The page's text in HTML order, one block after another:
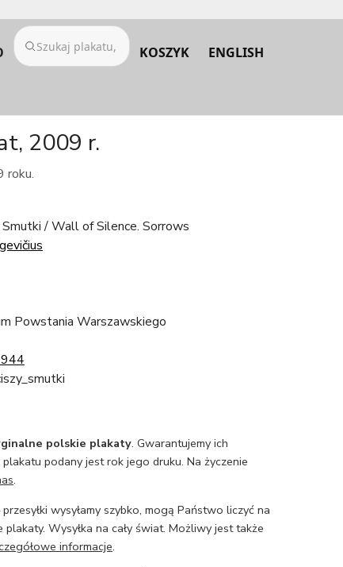
KOSZYK ENGLISH
2009 r.
roku.
Smutki / Wall of Silence. Sorrows
Powstania Warszawskiego
polskie plakaty. Gwarantujemy ich
podany jest rok jego druku. Na życzenie
.
wysyłamy szybko, mogą Państwo liczyć na
Wysyłka na cały świat. Możliwy jest także
informacje.